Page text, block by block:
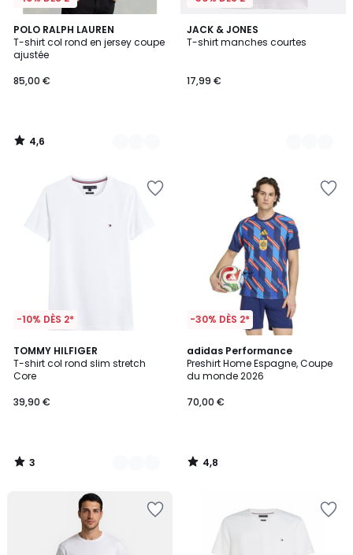
POLO RALPH LAUREN
T-shirt col rond en jersey coupe
ajustée
85,00 €
4,6
/ 5
4
Couleurs
4,6
/
JACK & JONES
T-shirt manches courtes
17,99 €
3
Couleurs
-10% DÈS 2*
TOMMY HILFIGER
T-shirt col rond slim stretch
Core
39,90 €
3
/
5
3
Couleurs
3
/
-30% DÈS 2*
adidas Performance
Preshirt Home Espagne, Coupe
du monde 2026
70,00 €
4,8
/ 5
4,8
/